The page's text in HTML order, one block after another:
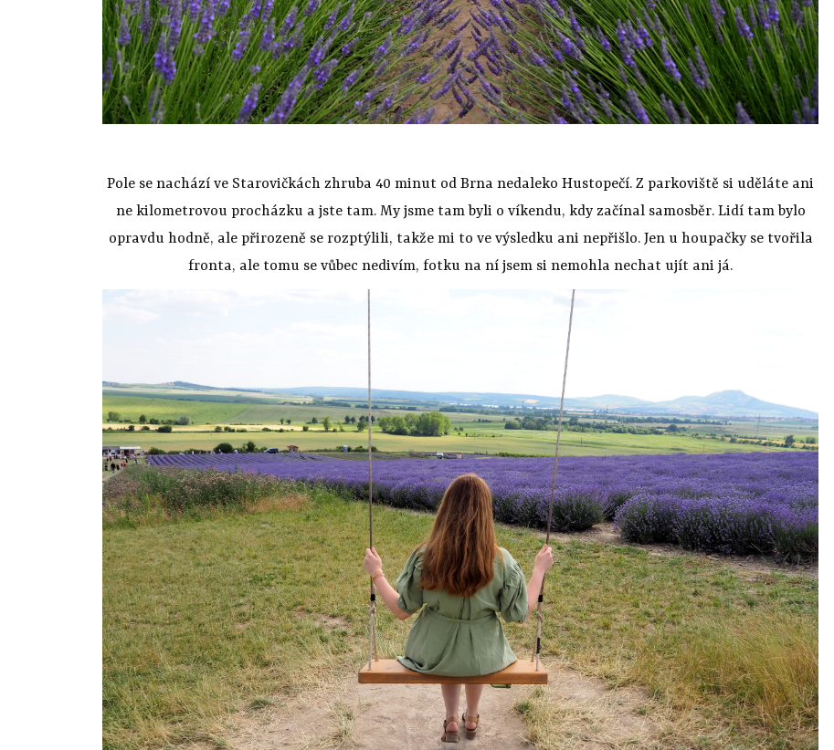
Pole se nachází ve Starovičkách zhruba 40 minut od Brna nedaleko Hustopečí. Z parkoviště si uděláte ani
ne kilometrovou procházku a jste tam. My jsme tam byli o víkendu, kdy začínal samosběr. Lidí tam bylo
opravdu hodně, ale přirozeně se rozptýlili, takže mi to ve výsledku ani nepřišlo. Jen u houpačky se tvořila
fronta, ale tomu se vůbec nedivím, fotku na ní jsem si nemohla nechat ujít ani já.